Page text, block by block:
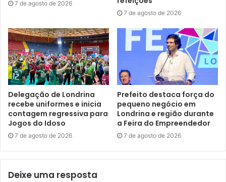
A Cidade Industrial está com mais de 70% das obras
concluídas e deve ser inaugurada em dezembro. As
empresas vencedoras do leilão terão 12 meses para
começar a construir e 24 meses para dar início às
atividades. A estimativa é que o empreendimento gere
mais de 2 mil empregos diretos e outros 4 mil indiretos.
Texto: Nelson Bortolin, da assessoria da Codel.
Para a imprensa: Outras informações podem ser obtidas
Atacy de Melo Júnior, pelos telefones (43) 3379-2300 e
(43) 98477-7070.
7 de agosto de 2026
7 de agosto de 2026
Delegação de Londrina
recebe uniformes e inicia
contagem regressiva para
Jogos do Idoso
7 de agosto de 2026
Prefeito destaca força do
pequeno negócio em
Londrina e região durante
a Feira do Empreendedor
7 de agosto de 2026
Deixe uma resposta